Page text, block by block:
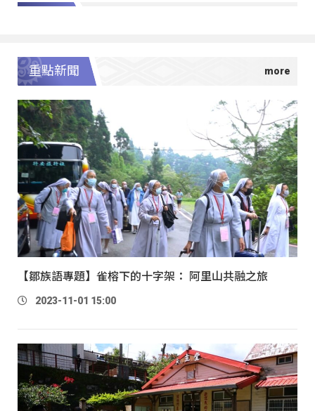
重點新聞
【鄒族語專題】雀榕下的十字架： 阿里山共融之旅
2023-11-01 15:00